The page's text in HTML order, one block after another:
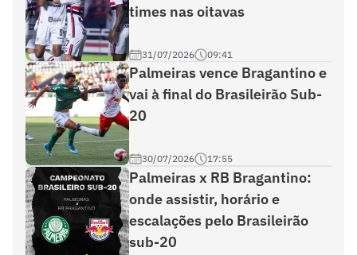
times nas oitavas
31/07/2026 09:41
Palmeiras vence Bragantino e
vai à final do Brasileirão Sub-
20
30/07/2026 17:55
Palmeiras x RB Bragantino:
onde assistir, horário e
escalações pelo Brasileirão
sub-20